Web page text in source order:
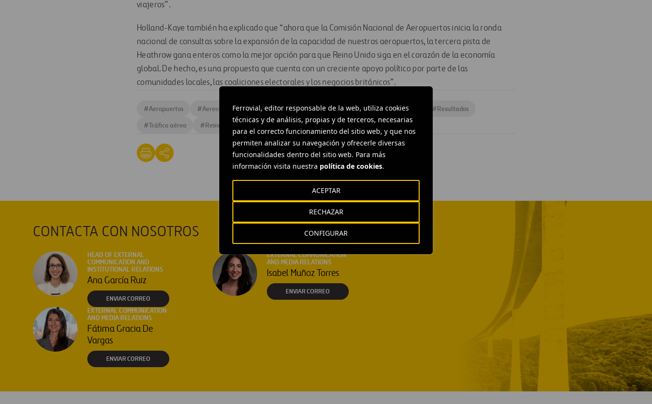
Ferrovial, editor responsable de la web, utiliza cookies
técnicas y de análisis, propias y de terceros, necesarias
para el correcto funcionamiento del sitio web, y que nos
permiten analizar su navegación y ofrecerle diversas
funcionalidades dentro del sitio web. Para más
información visita nuestra política de cookies.
CONFIGURAR
RECHAZAR
ACEPTAR
viajeros”.
Holland-Kaye también ha explicado que “ahora que la Comisión Nacional de Aeropuertos inicia la ronda
nacional de consultas sobre la expansión de la capacidad de nuestros aeropuertos, la tercera pista de
Heathrow gana enteros como la mejor opción para que Reino Unido siga en el corazón de la economía
global. De hecho, es una propuesta que cuenta con un creciente apoyo político por parte de las
comunidades locales, las coaliciones electorales y los negocios británicos”.
#Aeropuertos #Aereo #Aviones #Infraestructura aeroportuaria #Instalaciones #Resultados
#Tráfico aéreo #Reino Unido Aeropuerto de Heathrow
CONTACTA CON NOSOTROS
HEAD OF EXTERNAL
COMMUNICATION AND
INSTITUTIONAL RELATIONS
Ana García Ruiz
ENVIAR CORREO
EXTERNAL COMMUNICATION
AND MEDIA RELATIONS
Isabel Muñoz Torres
ENVIAR CORREO
EXTERNAL COMMUNICATION
AND MEDIA RELATIONS
Fátima Gracia De
Vargas
ENVIAR CORREO